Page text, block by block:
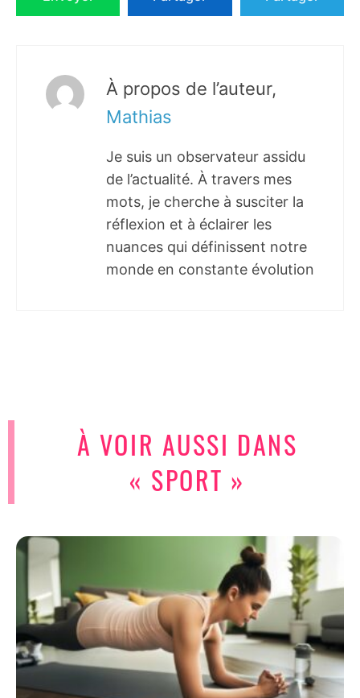
À propos de l’auteur,
Mathias
Je suis un observateur assidu
de l’actualité. À travers mes
mots, je cherche à susciter la
réflexion et à éclairer les
nuances qui définissent notre
monde en constante évolution
À VOIR AUSSI DANS
« SPORT »